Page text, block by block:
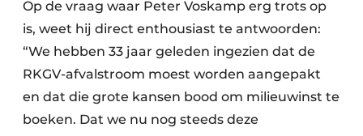
Op de vraag waar Peter Voskamp erg trots op
is, weet hij direct enthousiast te antwoorden:
“We hebben 33 jaar geleden ingezien dat de
RKGV-afvalstroom moest worden aangepakt
en dat die grote kansen bood om milieuwinst te
boeken. Dat we nu nog steeds deze